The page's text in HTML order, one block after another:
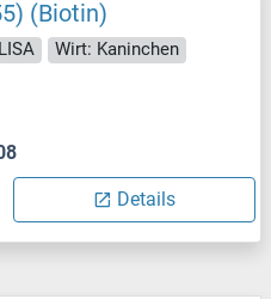
(Biotin)
Wirt: Kaninchen
Details